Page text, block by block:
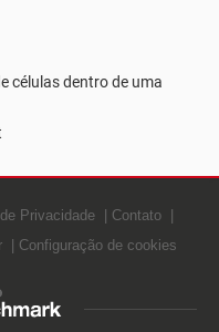
células dentro de uma
Privacidade
Contato
Configuração de cookies